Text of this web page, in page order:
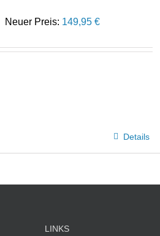
Ursprünglicher
war:
Neuer Preis: 149,95 €Aktueller
ist:
Details
LINKS